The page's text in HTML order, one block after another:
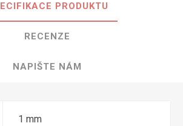
PRODUKTU
RECENZE
NAPIŠTE NÁM
1 mm